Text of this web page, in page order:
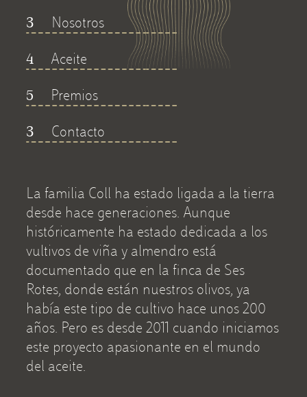
3 Nosotros
4 Aceite
5 Premios
3 Contacto
La familia Coll ha estado ligada a la tierra
desde hace generaciones. Aunque
históricamente ha estado dedicada a los
vultivos de viña y almendro está
documentado que en la finca de Ses
Rotes, donde están nuestros olivos, ya
había este tipo de cultivo hace unos 200
años. Pero es desde 2011 cuando iniciamos
este proyecto apasionante en el mundo
del aceite.